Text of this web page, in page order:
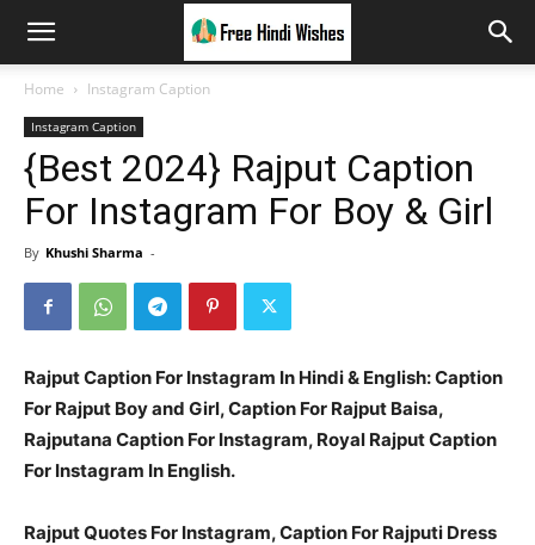
Home Instagram Caption
Instagram Caption
{Best 2024} Rajput Caption
For Instagram For Boy & Girl
By Khushi Sharma -
Rajput Caption For Instagram In Hindi & English: Caption
For Rajput Boy and Girl, Caption For Rajput Baisa,
Rajputana Caption For Instagram, Royal Rajput Caption
For Instagram In English.
Rajput Quotes For Instagram, Caption For Rajputi Dress